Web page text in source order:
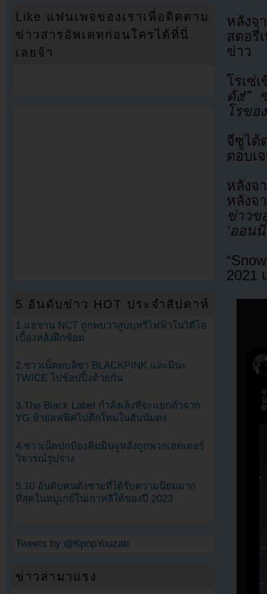
หลังจ
สตอรี่
ข่าว
โรเซ่
ดัง!”ข
โรขอ
จีซูได้
ตอบเ
หลังจ
หลังจ
ข่าวข
‘ออน
2021
Like แฟนเพจของเราเพื่อติดตาม
ข่าวสารอัพเดทก่อนใครได้ที่นี่
เลยจ้า
5 อันดับข่าว HOT ประจำสัปดาห์
1.แฮชาน NCT ถูกพบว่าสูบบุหรี่ไฟฟ้าในวิดีโอ
เบื้องหลังฝึกซ้อม
2.ชาวเน็ตพบลิซ่า BLACKPINK และมินะ
TWICE ไปช้อปปิ้งด้วยกัน
3.The Black Label กำลังเล็งที่จะแยกตัวจาก
YG ย้ายอฟฟิศไปตึกใหม่ในฮันนัมดง
4.ชาวเน็ตปกป้องคิมมินจูหลังถูกพวกเฮดเตอร์
วิจารณ์รูปร่าง
5.10 อันดับคนดังชายที่ได้รับความนิยมมาก
ที่สุดในหมู่เกย์ในเกาหลีใต้ของปี 2023
Tweets by @KpopYouzab
ข่าวล่ามาแรง